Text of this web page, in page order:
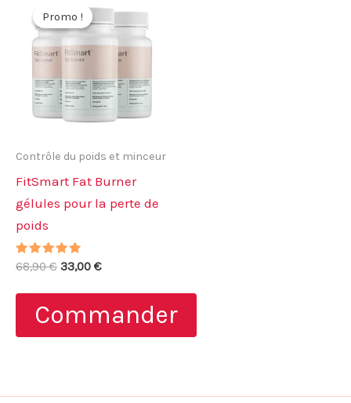
Promo !
Promo !
Contrôle du poids et minceur
FitSmart Fat Burner
gélules pour la perte de
poids
Note
68,90€ Le
initial
était :
68,90 €.
33,00 €Le
actuel
est :
33,00 €.
Commander